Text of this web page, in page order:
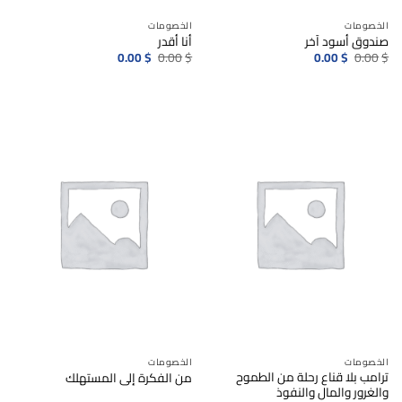
الخصومات
صندوق أسود آخر
0.00$ السعر
الأصلي
0.00$ السعر
الحالي
الخصومات
أنا أقدر
0.00$ السعر
الأصلي
0.00$ السعر
الحالي
الخصومات
ترامب بلا قناع رحلة من الطموح
والغرور والمال والنفوذ
الخصومات
من الفكرة إلى المستهلك